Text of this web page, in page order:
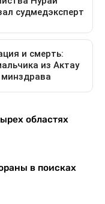
областях
в поисках